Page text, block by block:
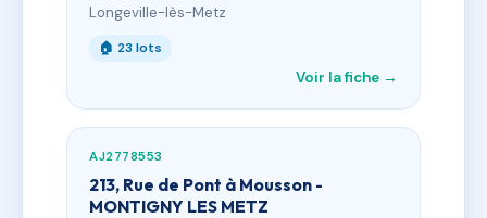
Longeville-lès-Metz
🏠 23 lots
Voir la fiche →
AJ2778553
213, Rue de Pont à Mousson -
MONTIGNY LES METZ